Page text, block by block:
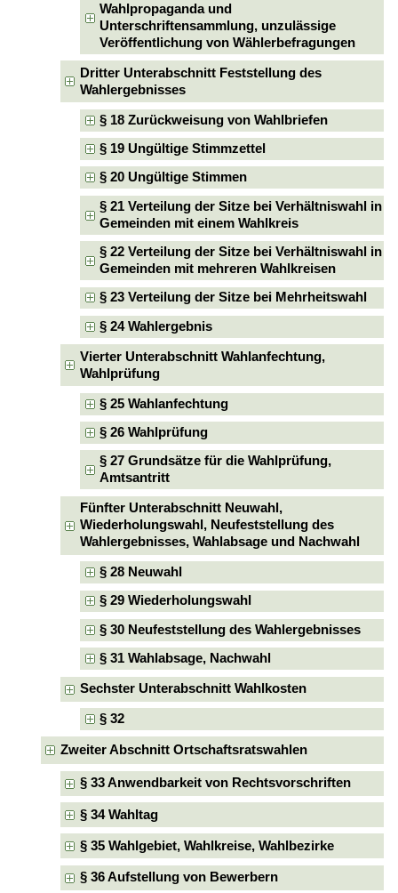
Wahlpropaganda und
Unterschriftensammlung, unzulässige
Veröffentlichung von Wählerbefragungen
Dritter Unterabschnitt Feststellung des
Wahlergebnisses
§ 18 Zurückweisung von Wahlbriefen
§ 19 Ungültige Stimmzettel
§ 20 Ungültige Stimmen
§ 21 Verteilung der Sitze bei Verhältniswahl in
Gemeinden mit einem Wahlkreis
§ 22 Verteilung der Sitze bei Verhältniswahl in
Gemeinden mit mehreren Wahlkreisen
§ 23 Verteilung der Sitze bei Mehrheitswahl
§ 24 Wahlergebnis
Vierter Unterabschnitt Wahlanfechtung,
Wahlprüfung
§ 25 Wahlanfechtung
§ 26 Wahlprüfung
§ 27 Grundsätze für die Wahlprüfung,
Amtsantritt
Fünfter Unterabschnitt Neuwahl,
Wiederholungswahl, Neufeststellung des
Wahlergebnisses, Wahlabsage und Nachwahl
§ 28 Neuwahl
§ 29 Wiederholungswahl
§ 30 Neufeststellung des Wahlergebnisses
§ 31 Wahlabsage, Nachwahl
Sechster Unterabschnitt Wahlkosten
§ 32
Zweiter Abschnitt Ortschaftsratswahlen
§ 33 Anwendbarkeit von Rechtsvorschriften
§ 34 Wahltag
§ 35 Wahlgebiet, Wahlkreise, Wahlbezirke
§ 36 Aufstellung von Bewerbern